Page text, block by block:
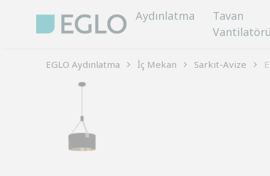
Aydınlatma
Tavan
EGLO Aydınlatma İç Mekan Sarkıt-Avize